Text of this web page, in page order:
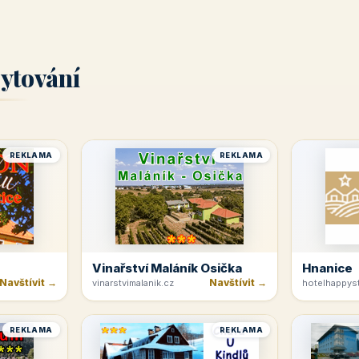
REKLAMA
→
REKLAMA
Vinařství Maláník Osička
vinarstvimalanik.cz Navštívit →
Hnanice
REKLAMA REKLAMA